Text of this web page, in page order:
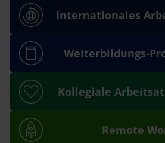
Internationales
Weiterbildungs-
Kollegiale
Remote